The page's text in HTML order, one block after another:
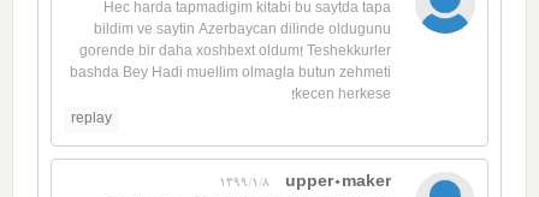
Hec harda tapmadigim kitabi bu saytda tapa
bildim ve saytin Azerbaycan dilinde oldugunu
gorende bir daha xoshbext oldum! Teshekkurler
bashda Bey Hadi muellim olmagla butun zehmeti
kecen herkese!
replay
upper0maker
1399/1/8